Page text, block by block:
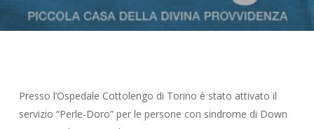
Presso l’Ospedale Cottolengo di Torino è stato attivato il
servizio “Perle-Doro” per le persone con sindrome di Down